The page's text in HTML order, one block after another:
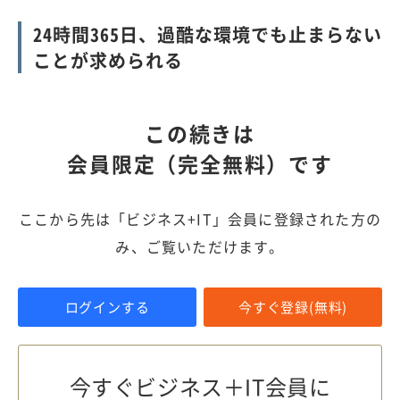
24時間365日、過酷な環境でも止まらない
ことが求められる
この続きは
会員限定（完全無料）です
ここから先は「ビジネス+IT」会員に登録された方の
み、ご覧いただけます。
ログインする 今すぐ登録(無料)
今すぐビジネス＋IT会員に